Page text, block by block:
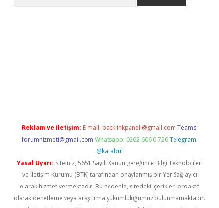
Reklam ve İletişim: E-mail: backlinkpaneli@gmail.com Teams:
forumhizmeti@gmail.com Whatsapp: 0262 606 0 726 Telegram:
@karabul
Yasal Uyarı: Sitemiz, 5651 Sayılı Kanun gereğince Bilgi Teknolojileri
ve İletişim Kurumu (BTK) tarafından onaylanmış bir Yer Sağlayıcı
olarak hizmet vermektedir. Bu nedenle, sitedeki içerikleri proaktif
olarak denetleme veya araştırma yükümlülüğümüz bulunmamaktadır.